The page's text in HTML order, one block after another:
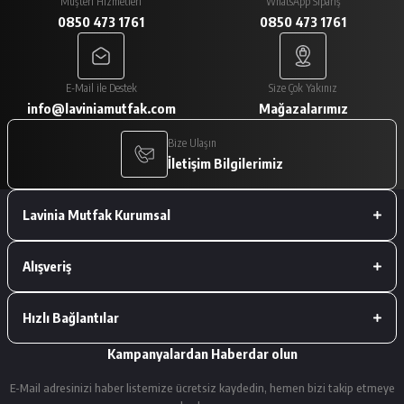
A... V... | 29/01/2026
Paketleme çok iyiydi. Ürünler tam
istediğimiz gibiydi.
A... V... | 29/01/2026
Deneyimini Paylaş
0850 473 1761 0850 473 1761
E-Mail ile Destek
info@laviniamutfak.com
Size Çok Yakınız
Mağazalarımız
Bize Ulaşın
İletişim Bilgilerimiz
Lavinia Mutfak Kurumsal
Alışveriş
Hızlı Bağlantılar
Kampanyalardan Haberdar olun
E-Mail adresinizi haber listemize ücretsiz kaydedin, hemen bizi takip etmeye